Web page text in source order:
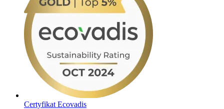
Certyfikat Ecovadis